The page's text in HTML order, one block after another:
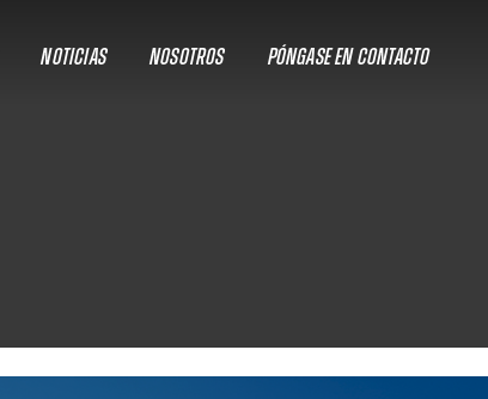
NOTICIAS NOSOTROS PÓNGASE EN CONTACTO